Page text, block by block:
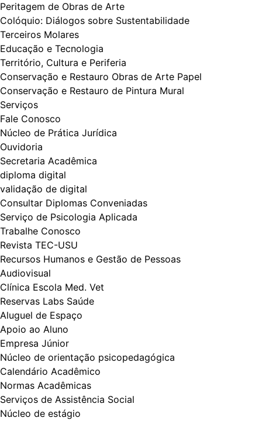
Peritagem de Obras de Arte
Colóquio: Diálogos​​ sobre Sustentabilidade
Terceiros Molares
Educação e Tecnologia
Território, Cultura e Periferia
Conservação e Restauro Obras de Arte Papel
Conservação e Restauro de Pintura Mural
Serviços
Fale Conosco
Núcleo de Prática Jurídica
Ouvidoria
Secretaria Acadêmica
diploma digital
validação de digital
Consultar Diplomas Conveniadas
Serviço de Psicologia Aplicada
Trabalhe Conosco
Revista TEC-USU
Recursos Humanos e Gestão de Pessoas
Audiovisual
Clínica Escola Med. Vet
Reservas Labs Saúde
Aluguel de Espaço
Apoio ao Aluno
Empresa Júnior
Núcleo de orientação psicopedagógica
Calendário Acadêmico
Normas Acadêmicas
Serviços de Assistência Social
Núcleo de estágio